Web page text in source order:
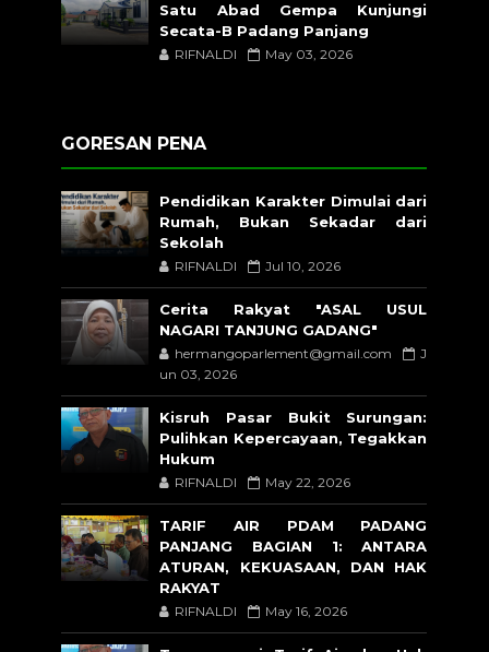
Satu Abad Gempa Kunjungi
Secata-B Padang Panjang
RIFNALDI May 03, 2026
GORESAN PENA
Pendidikan Karakter Dimulai dari
Rumah, Bukan Sekadar dari
Sekolah
RIFNALDI Jul 10, 2026
Cerita Rakyat "ASAL USUL
NAGARI TANJUNG GADANG"
hermangoparlement@gmail.com
J
un 03, 2026
Kisruh Pasar Bukit Surungan:
Pulihkan Kepercayaan, Tegakkan
Hukum
RIFNALDI May 22, 2026
TARIF AIR PDAM PADANG
PANJANG BAGIAN 1: ANTARA
ATURAN, KEKUASAAN, DAN HAK
RAKYAT
RIFNALDI May 16, 2026